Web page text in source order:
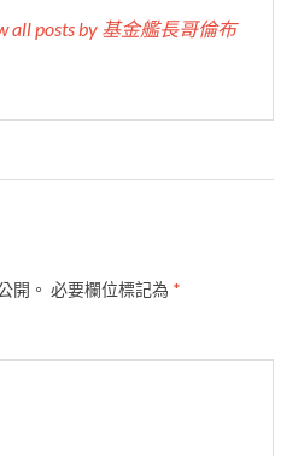
all posts by 基金艦長哥倫布
開。 必要欄位標記為 *